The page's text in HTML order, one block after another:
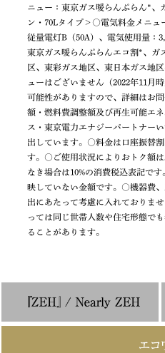
ニュー：東京ガス暖らんぷらん*、
ン・70Lタイプ＞○電気料金メニュ
従量電灯B（50A）、電気使用量：
東京ガス暖らんぷらんエコ割*、ガ
区、東彩ガス地区、東日本ガス地
ューはございません（2022年11月
可能性がありますので、詳細はお
額・燃料費調整額及び再生可能エ
ス・東京電力エナジーパートナー
出しています。○料金は口座振替
す。○ご使用状況によりおトク額
なき場合は10%の消費税込表記で
映していない金額です。○機器費
出にあたって考慮に入れておりま
っては同じ世帯人数や住宅形態で
ることがあります。